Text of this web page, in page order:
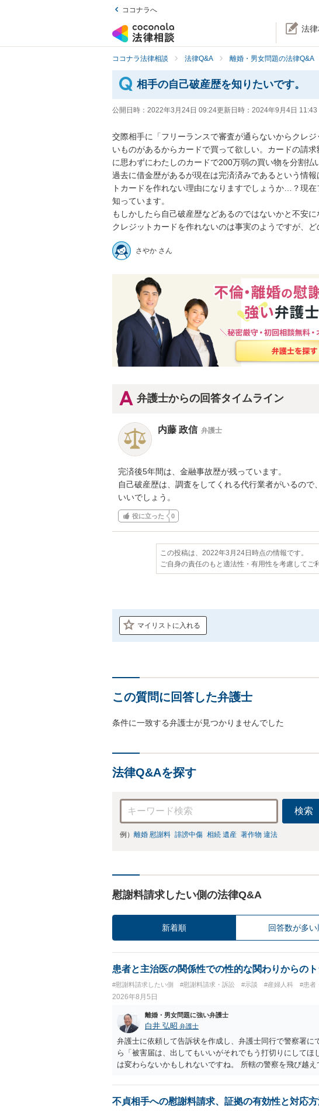
ココナラへ
法
ココナラ法律相談 法律Q&A 離婚・男女問題の法律Q&A
相手の自己破産歴を知りたいです。
公開日時： 2022年3月24日 09:24更新日時： 2024年9月4日 11:43
交際相手に「フリーランスで審査が通らないからクレ
いものがあるからカードで買って欲しい。カードの請
に思わずにわたしのカードで200万弱の買い物を分割払
過去に借金歴があるが現在は完済済みであるという情
トカードを作れない理由になりますでしょうか…？現
知っています。
もしかしたら自己破産歴などあるのではないかと不安に
クレジットカードを作れないのは事実のようですが、
さやか さん
弁護士からの回答タイムライン
内藤 政信 弁護士
完済後5年間は、金融事故歴が残っています。
自己破産歴は、調査をしてくれる代行業者がいるので
いいでしょう。
役に立った 0
この投稿は、2022年3月24日時点の情報です。
ご自身の責任のもと適法性・有用性を考慮してご
マイリストに入れる
この質問に回答した弁護士
条件に一致する弁護士が見つかりませんでした
法律Q&Aを探す
検索
例） 離婚 慰謝料 誹謗中傷 相続 遺産 著作物 違法
慰謝料請求したい側の法律Q&A
新着順 回答数が多い
患者と主治医の関係性での性的な関わりからの
#慰謝料請求したい側 #慰謝料請求・訴訟 #示談 #産婦人科 #患者
2026年8月5日
離婚・男女問題に強い弁護士
白井 弘昭 弁護士
弁護士に依頼して告訴状を作成し、弁護士同行で警察署
ら「被害届は、出してもいいがそれでもう打切りにして
は変わらないかもしれないですね。 所轄の警察を飛び越
す。 一度、最寄りの「刑事に強い」とうたっている弁護
ご参考まで。
不貞相手への慰謝料請求、証拠の有効性と対応方